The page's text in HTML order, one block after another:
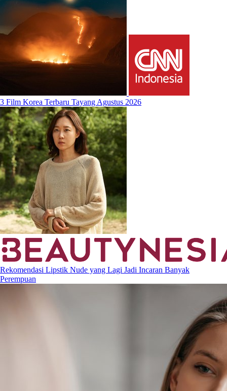
3 Film Korea Terbaru Tayang Agustus 2026
Rekomendasi Lipstik Nude yang Lagi Jadi Incaran Banyak
Perempuan